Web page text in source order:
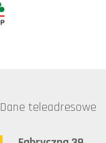
Dane teleadresowe